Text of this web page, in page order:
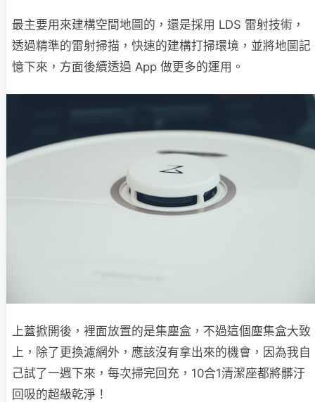
最主要用來建構空間地圖的，還是採用 LDS 雷射技術，
透過精準的雷射掃描，快速的建構打掃環境，並將地圖記
憶下來，方面後續透過 App 做更多的運用。
上蓋掀開後，裡面放置的是集塵盒，不過這個塵集盒大致
上，除了更換濾網外，應該沒有拿出來的機會，因為我自
己試了一週下來，每次掃完回充，10合1清潔座都將髒汙
回吸的超級乾淨！